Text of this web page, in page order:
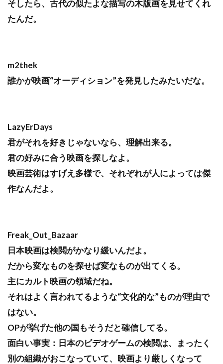
そしたら、古代の似たよな描写の木版画を見せてくれ
たんだ。
m2thek
誰かが映画“オーディション”を発見したみたいだな。
LazyErDays
君がそれを好きじゃないなら、理解出来る。
君の好みに合う映画を探しなよ。
映画芸術はすげえ多様で、それぞれが人によっては傑
作なんだよ。
Freak_Out_Bazaar
日本映画は検閲がかなり緩いんだよ。
だから変なものを探せば変なものが出てくる。
主にカルト映画の領域だね。
それはよく言われてるような“文化的な”ものが理由で
はない。
OPが挙げた他の国もそうだと確信してる。
面白い事実：日本のビデオゲームの検閲は、まったく
別の組織がおこなっていて、映画より厳しくなって